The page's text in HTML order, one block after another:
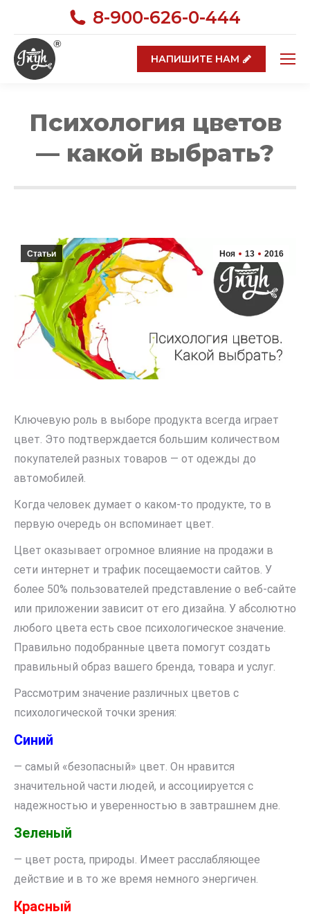
8-900-626-0-444
НАПИШИТЕ НАМ
Психология цветов
— какой выбрать?
Ноя 13 2016
Статьи
Ключевую роль в выборе продукта всегда играет
цвет. Это подтверждается большим количеством
покупателей разных товаров — от одежды до
автомобилей.
Когда человек думает о каком-то продукте, то в
первую очередь он вспоминает цвет.
Цвет оказывает огромное влияние на продажи в
сети интернет и трафик посещаемости сайтов. У
более 50% пользователей представление о веб-сайте
или приложении зависит от его дизайна. У абсолютно
любого цвета есть свое психологическое значение.
Правильно подобранные цвета помогут создать
правильный образ вашего бренда, товара и услуг.
Рассмотрим значение различных цветов с
психологической точки зрения:
Синий
— самый «безопасный» цвет. Он нравится
значительной части людей, и ассоциируется с
надежностью и уверенностью в завтрашнем дне.
Зеленый
— цвет роста, природы. Имеет расслабляющее
действие и в то же время немного энергичен.
Красный